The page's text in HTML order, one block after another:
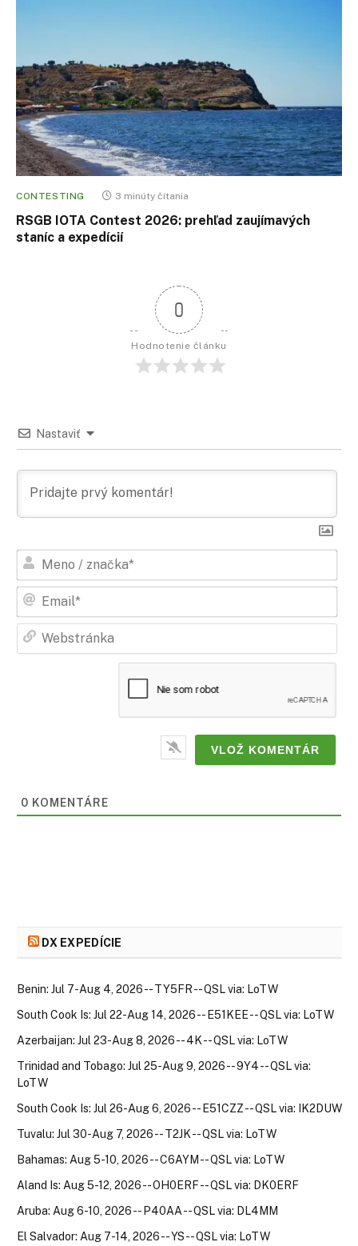
CONTESTING 3 minúty čítania
RSGB IOTA Contest 2026: prehľad zaujímavých
staníc a expedícií
0
Hodnotenie článku
Nastaviť
0 KOMENTÁRE
DX EXPEDÍCIE
Benin: Jul 7-Aug 4, 2026 -- TY5FR -- QSL via: LoTW
South Cook Is: Jul 22-Aug 14, 2026 -- E51KEE -- QSL via: LoTW
Azerbaijan: Jul 23-Aug 8, 2026 -- 4K -- QSL via: LoTW
Trinidad and Tobago: Jul 25-Aug 9, 2026 -- 9Y4 -- QSL via:
LoTW
South Cook Is: Jul 26-Aug 6, 2026 -- E51CZZ -- QSL via: IK2DUW
Tuvalu: Jul 30-Aug 7, 2026 -- T2JK -- QSL via: LoTW
Bahamas: Aug 5-10, 2026 -- C6AYM -- QSL via: LoTW
Aland Is: Aug 5-12, 2026 -- OH0ERF -- QSL via: DK0ERF
Aruba: Aug 6-10, 2026 -- P40AA -- QSL via: DL4MM
El Salvador: Aug 7-14, 2026 -- YS -- QSL via: LoTW